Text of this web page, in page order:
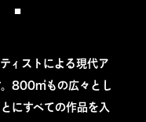
ィストによる現代ア
800㎡もの広々とし
にすべての作品を入